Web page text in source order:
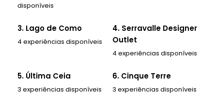
disponíveis
3. Lago de Como
4 experiências disponíveis
4. Serravalle Designer
Outlet
4 experiências disponíveis
5. Última Ceia
3 experiências disponíveis
6. Cinque Terre
3 experiências disponíveis